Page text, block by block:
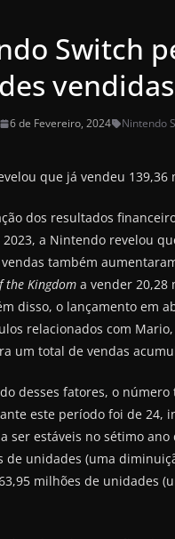
Switch
vendidas
6 de Fevereiro, 2024 Nintendo
que já vendeu
dos resultados
a Nintendo revelou
também
the Kingdom a vender 20,28
disso, o lançamento em
relacionados com
um total de vendas
desses fatores, o
este período foi de 24,
ser estáveis no sétimo
de unidades (uma
milhões de unidades